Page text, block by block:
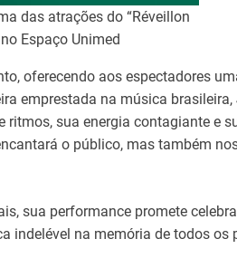
das atrações do “Réveillon
Espaço Unimed
oferecendo aos espectadores
emprestada na música brasileira,
ritmos, sua energia contagiante e
o público, mas também
sua performance promete
indelével na memória de todos os